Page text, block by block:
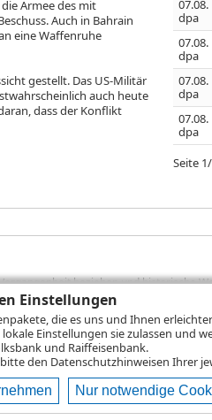
Einstellungen
die es uns und Ihnen
Einstellungen sie zulassen und
und Raiffeisenbank.
den Datenschutzhinweisen Ihrer
Nur notwendige
Armee des mit
Auch in Bahrain
eine Waffenruhe
gestellt. Das US-Militär
auch heute
dass der Konflikt
07.08.
dpa
07.08.
dpa
07.08.
dpa
07.08.
dpa
Seite 1/
beziehen und historische
es sich stets um Bruttowertangaben.
in der Regel anfallen, nicht
auf den einzelnen Wertpapierseiten
und etwaigen Depotgebühren
oder fallen.